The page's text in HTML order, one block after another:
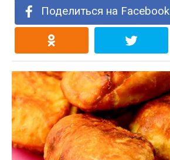
Поделиться на Facebook